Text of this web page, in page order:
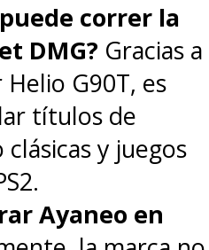
correr la
DMG? Gracias a
G90T, es
títulos de
y juegos
Ayaneo en